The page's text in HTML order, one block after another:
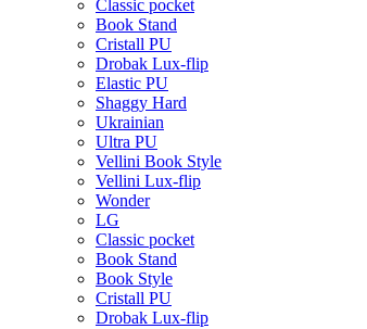
Classic pocket
Book Stand
Cristall PU
Drobak Lux-flip
Elastic PU
Shaggy Hard
Ukrainian
Ultra PU
Vellini Book Style
Vellini Lux-flip
Wonder
LG
Classic pocket
Book Stand
Book Style
Cristall PU
Drobak Lux-flip